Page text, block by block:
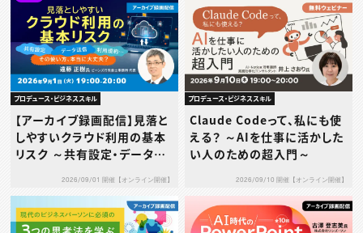
プロデュース・ビジネススキル
【アーカイブ録画配信】見落と
しやすいクラウド利用の基本
リスク ～共有設定・データ送
当に大丈夫？～2026/09/01 開催【オンライン開催】
プロデュース・ビジネススキル
Claude Codeって、私にも使
える？ ～AIを仕事に活かした
い人のための超入門～
2026/09/10 開催【オンライン開催】